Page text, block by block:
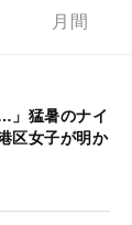
月間
」猛暑のナイ
区女子が明か